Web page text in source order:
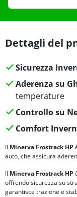
Dettagli del
Sicurezza
Aderenza su
temperature
Controllo su
Comfort
Il Minerva Frostrack HP
auto, che assicura
Il Minerva Frostrack HP
offrendo sicurezza su
garantisce trazione e